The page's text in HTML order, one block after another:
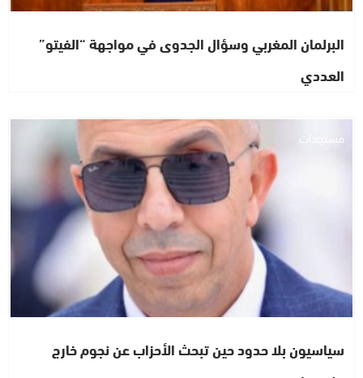
البرلمان المغربي وسؤال الجدوى في مواجهة “الفيتو”
العددي
مستجدات
سياسيون بلا حدود حين تبحث الأحزاب عن نجوم خارج